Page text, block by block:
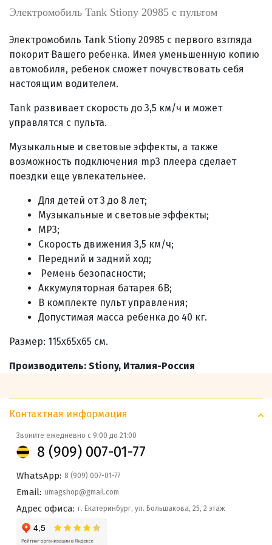
Электромобиль Tank Stiony 20985 с пультом
Электромобиль Tank Stiony 20985 с первого взгляда
покорит Вашего ребенка. Имея уменьшенную копию
автомобиля, ребенок сможет почувствовать себя
настоящим водителем.
Tank развивает скорость до 3,5 км/ч и может
управлятся с пульта.
Музыкальные и световые эффекты, а также
возможность подключения mp3 плеера сделает
поездки еще увлекательнее.
Для детей от 3 до 8 лет;
Музыкальные и световые эффекты;
MP3;
Скорость движения 3,5 км/ч;
Передний и задний ход;
Ремень безопасности;
Аккумуляторная батарея 6В;
В комплекте пульт управления;
Допустимая масса ребенка до 40 кг.
Размер: 115х65х65 см.
Производитель: Stiony, Италия-Россия
Контактная информация
Звоните ежедневно с 9:00 до 21:00
8 (909) 007-01-77
WhatsApp: 8 (909) 007-01-77
Email: umagshop@gmail.com
Адрес офиса: г. Екатеринбург, ул. Большакова, 25, 2 этаж